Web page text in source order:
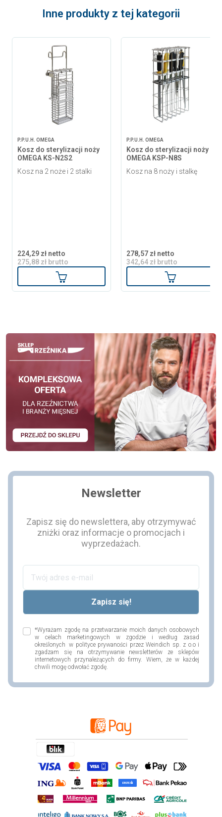
Inne produkty z tej kategorii
P.P.U.H. OMEGA
Kosz do sterylizacji noży
OMEGA KS-N2S2
Kosz na 2 noże i 2 stalki
224,29 zł netto
275,88 zł brutto
Dodaj do koszyka
P.P.U.H. OMEGA
Kosz do sterylizacji noży
OMEGA KSP-N8S
Kosz na 8 noży i stalkę
278,57 zł netto
342,64 zł brutto
Dodaj do
Newsletter
Zapisz się do newslettera, aby otrzymywać
zniżki oraz informacje o promocjach i
wyprzedażach.
*Wyrażam zgodę na przetwarzanie moich danych osobowych
w celach marketingowych w zgodzie i według zasad
określonych w polityce prywaności przez Weindich sp. z o.o i
zgadzam się na otrzymywanie newsletterów ze sklepów
internetowych przynależących do firmy. Wiem, że w każdej
chwili mogę odwołać zgodę.